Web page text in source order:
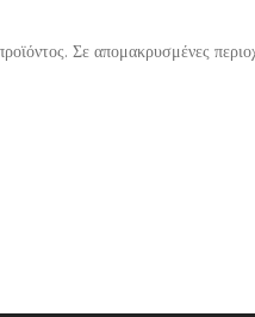
Σε απομακρυσμένες